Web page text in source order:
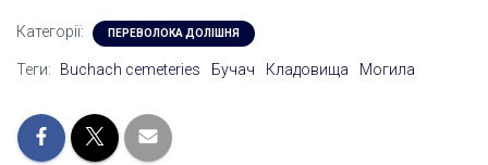
Категорії: ПЕРЕВОЛОКА ДОЛІШНЯ
Теги: Buchach cemeteries Бучач Кладовища Могила